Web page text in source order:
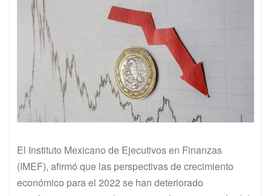
El Instituto Mexicano de Ejecutivos en Finanzas
(IMEF), afirmó que las perspectivas de crecimiento
económico para el 2022 se han deteriorado